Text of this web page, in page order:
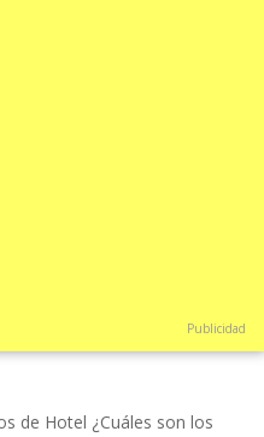
Publicidad
de Hotel ¿Cuáles son los